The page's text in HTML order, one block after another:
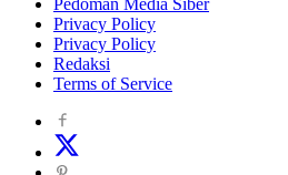
Privacy Policy
Privacy Policy
Redaksi
Terms of Service